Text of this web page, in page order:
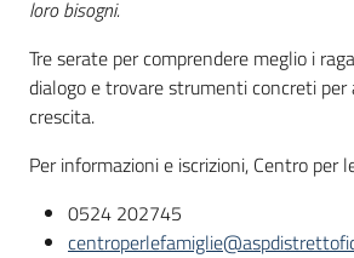
loro bisogni.
Tre serate per comprendere meglio i
dialogo e trovare strumenti concreti
crescita.
Per informazioni e iscrizioni, Centro per
0524 202745